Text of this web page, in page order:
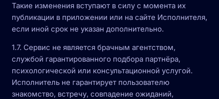
Такие изменения вступают в силу с момента их
публикации в приложении или на сайте Исполнителя,
если иной срок не указан дополнительно.
1.7. Сервис не является брачным агентством,
службой гарантированного подбора партнёра,
психологической или консультационной услугой.
Исполнитель не гарантирует пользователю
знакомство, встречу, совпадение ожиданий,